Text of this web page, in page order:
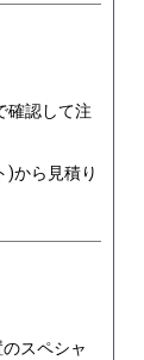
確認して注
)から見積り
スペシャ